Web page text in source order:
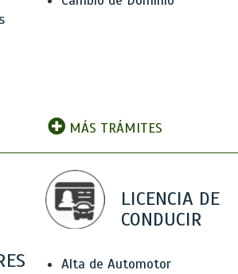
MÁS TRÁMITES
LICENCIA DE
CONDUCIR
Alta de Automotor